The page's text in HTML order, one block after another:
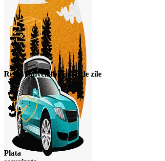
Retur convenabil in 30 de zile
Plata